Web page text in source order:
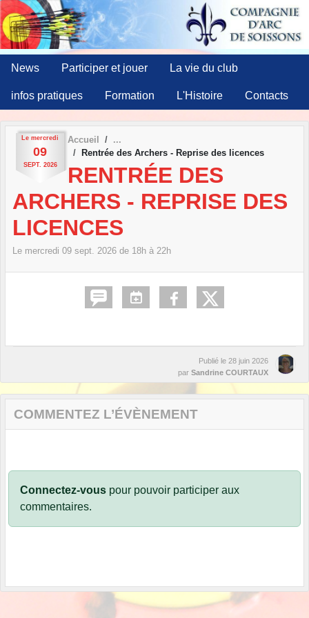
News Participer et jouer La vie du club
infos pratiques Formation L'Histoire Contacts
Le mercredi
09
SEPT. 2026
Accueil
Rentrée des Archers - Reprise des licences
RENTRÉE DES
ARCHERS - REPRISE DES
LICENCES
Le mercredi 09 sept. 2026 de 18h à 22h
Publié le 28 juin 2026
par Sandrine COURTAUX
COMMENTEZ L’ÉVÈNEMENT
Connectez-vous pour pouvoir participer aux
commentaires.
Panneau de gestion des cookies